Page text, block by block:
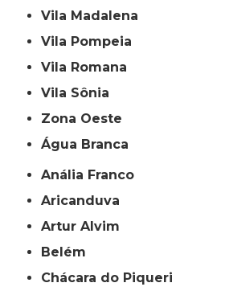
Vila Madalena
Vila Pompeia
Vila Romana
Vila Sônia
Zona Oeste
Água Branca
Anália Franco
Aricanduva
Artur Alvim
Belém
Chácara do Piqueri